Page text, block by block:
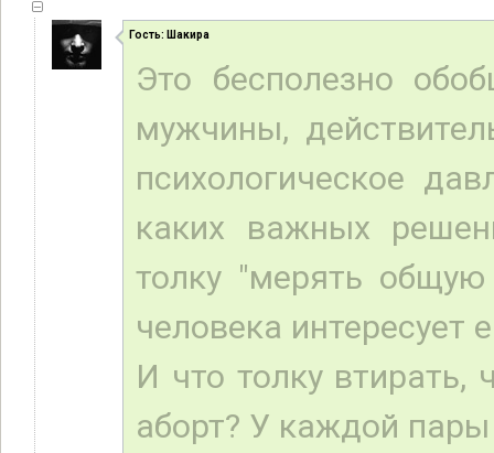
Гость: Шакира
Это бесполезно
мужчины,
психологическое
каких важных
толку "мерять
человека интересует
И что толку
аборт? У каждой пары